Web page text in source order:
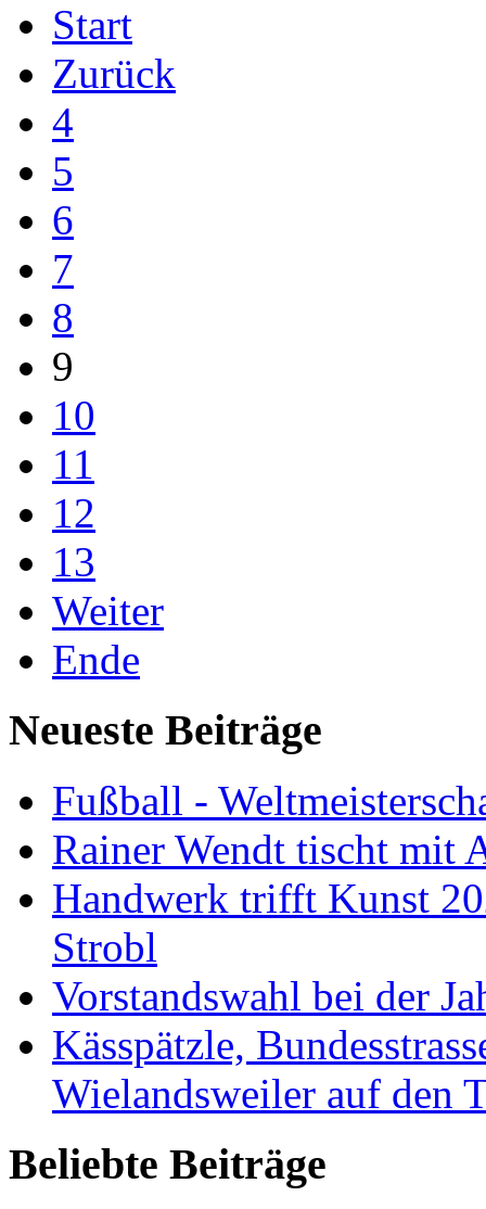
Start
Zurück
4
5
6
7
8
9
10
11
12
13
Weiter
Ende
Neueste Beiträge
Fußball -
Rainer Wendt tischt mit
Handwerk trifft Kunst
Strobl
Vorstandswahl bei der
Kässpätzle,
Wielandsweiler auf den
Beliebte Beiträge